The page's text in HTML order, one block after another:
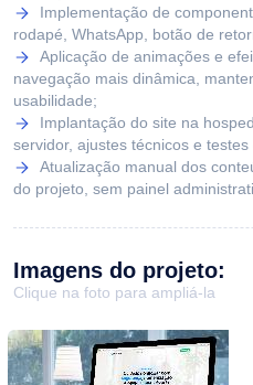
Implementação de
rodapé, WhatsApp, botão de
Aplicação de animações e
navegação mais dinâmica,
usabilidade;
Implantação do site na
servidor, ajustes técnicos e
Atualização manual dos
do projeto, sem painel
Imagens do projeto:
Clique na foto para ampliá-la